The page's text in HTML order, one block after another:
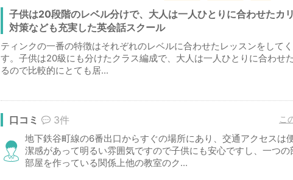
子供は20段階のレベル分けで、大人は一人ひとりに合わせたカ
対策なども充実した英会話スクール
ティンクの一番の特徴はそれぞれのレベルに合わせたレッスンをして
す。子供は20級にも分けたクラス編成で、大人は一人ひとりに合わせ
るので比較的にとても居...
こ
口コミ 3件
地下鉄谷町線の6番出口からすぐの場所にあり、交通アクセスは
潔感があって明るい雰囲気ですので子供にも安心ですし、一つ
部屋を作っている関係上他の教室のク...